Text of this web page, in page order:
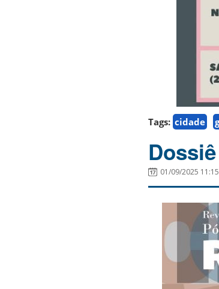
Tags: cidade
01/09/2025 11:15